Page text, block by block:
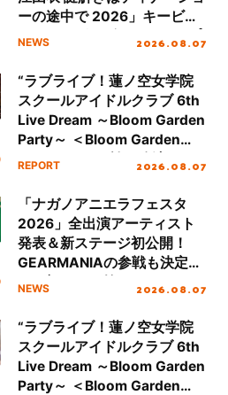
ーの途中で 2026」キービジ
ュアル＆グッズラインナップ
NEWS 2026.08.07
“ラブライブ！蓮ノ空女学院
スクールアイドルクラブ 6th
Live Dream ～Bloom Garden
Party～ ＜Bloom Garden
Party Stage／埼玉公演＞”
REPORT 2026.08.07
「ナガノアニエラフェスタ
2026」全出演アーティスト
発表＆新ステージ初公開！
GEARMANIAの参戦も決定
し、初となる第3ステージの
NEWS 2026.08.07
“ラブライブ！蓮ノ空女学院
スクールアイドルクラブ 6th
Live Dream ～Bloom Garden
Party～ ＜Bloom Garden